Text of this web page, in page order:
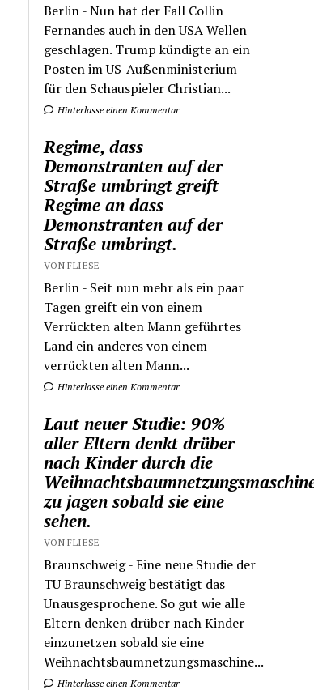
Berlin - Nun hat der Fall Collin
Fernandes auch in den USA Wellen
geschlagen. Trump kündigte an ein
Posten im US-Außenministerium
für den Schauspieler Christian...
Hinterlasse einen Kommentar
Regime, dass
Demonstranten auf der
Straße umbringt greift
Regime an dass
Demonstranten auf der
Straße umbringt.
VON FLIESE
Berlin - Seit nun mehr als ein paar
Tagen greift ein von einem
Verrückten alten Mann geführtes
Land ein anderes von einem
verrückten alten Mann...
Hinterlasse einen Kommentar
Laut neuer Studie: 90%
aller Eltern denkt drüber
nach Kinder durch die
zu jagen sobald sie eine
sehen.
VON FLIESE
Braunschweig - Eine neue Studie der
TU Braunschweig bestätigt das
Unausgesprochene. So gut wie alle
Eltern denken drüber nach Kinder
einzunetzen sobald sie eine
Weihnachtsbaumnetzungsmaschine...
Hinterlasse einen Kommentar